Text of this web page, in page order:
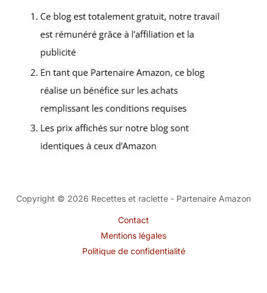
Copyright © 2026 Recettes et raclette - Partenaire Amazon
Contact
Mentions légales
Politique de confidentialité